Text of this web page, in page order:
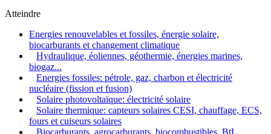
Atteindre
Energies renouvelables et fossiles, énergie solaire,
biocarburants et changement climatique
Hydraulique, éoliennes, géothermie, énergies marines,
biogaz...
Energies fossiles: pétrole, gaz, charbon et électricité
nucléaire (fission et fusion)
Solaire photovoltaïque: électricité solaire
Solaire thermique: capteurs solaires CESI, chauffage, ECS,
fours et cuiseurs solaires